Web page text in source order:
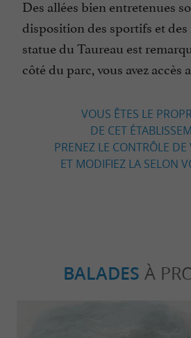
Des allées bien entretenues
disposition des sportifs et
statue du Taureau est
côté du parc, vous avez accès
VOUS ÊTES LE
DE CET
PRENEZ LE CONTRÔLE DE
ET MODIFIEZ LA SELON
BALADES À